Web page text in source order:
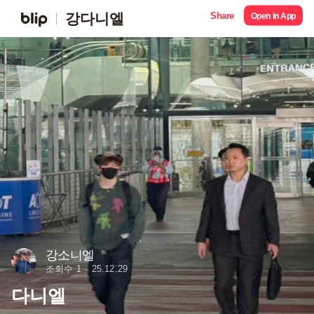
강다니엘 Share Open in App
강소니엘
조회수 1 25.12.29
다니엘